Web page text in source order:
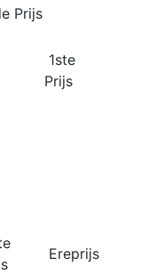
Prijs
1ste
Prijs
Ereprijs